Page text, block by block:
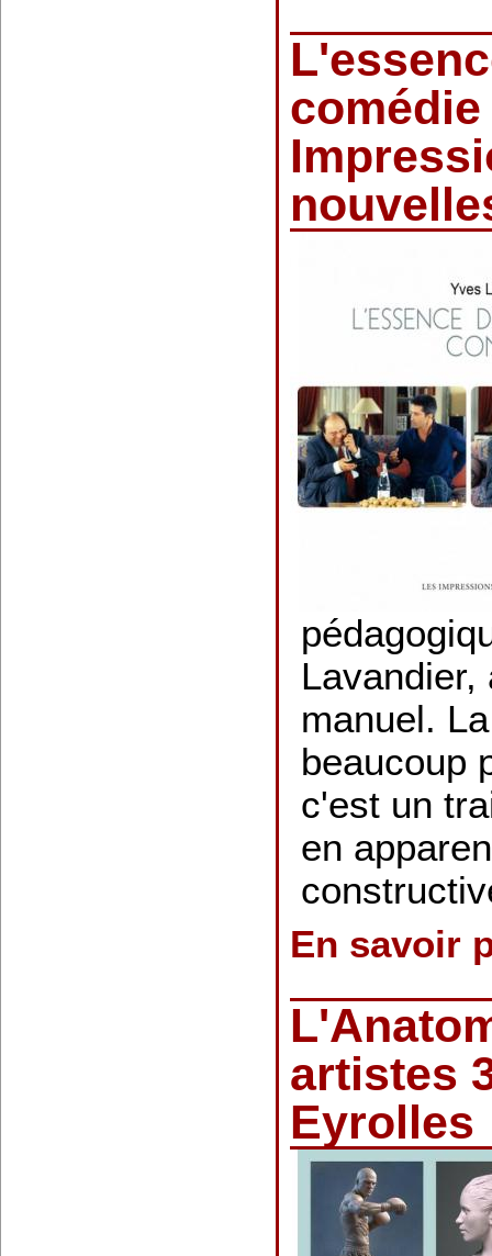
Lavandier,
manuel.
beaucoup
c'est un
en
En savoir
artistes
Eyrolles